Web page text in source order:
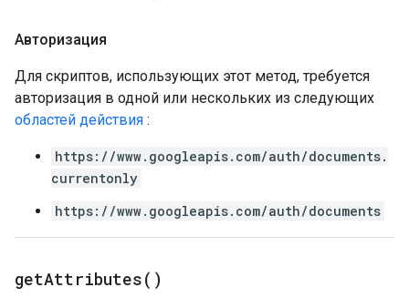
Авторизация
Для скриптов, использующих этот метод, требуется
авторизация в одной или нескольких из следующих
областей действия :
https://www.googleapis.com/auth/documents.
currentonly
https://www.googleapis.com/auth/documents
getAttributes( )